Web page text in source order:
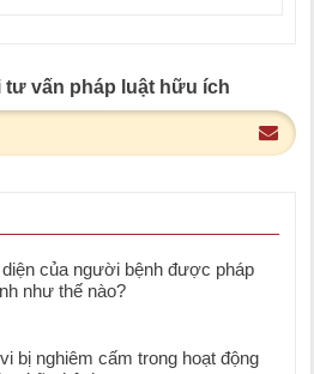
tư vấn pháp luật hữu ích
của người bệnh được pháp
như thế nào?
bị nghiêm cấm trong hoạt động